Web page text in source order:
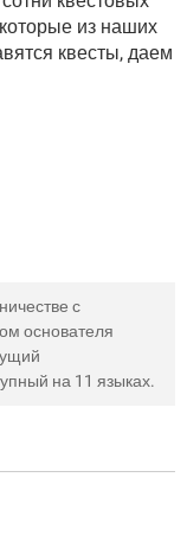
из наших
квесты, даем
с
основателя
на 11 языках.